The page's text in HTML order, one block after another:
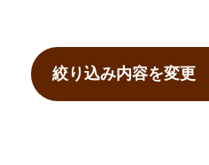
絞り込み内容を変更